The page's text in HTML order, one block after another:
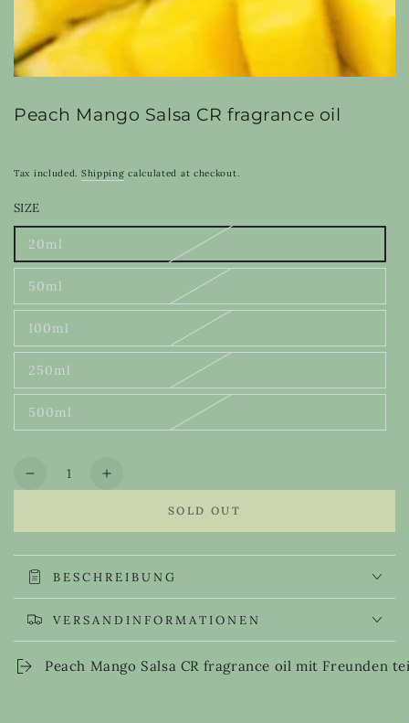
Peach Mango Salsa CR fragrance oil
Tax included. Shipping calculated at checkout.
SIZE
20ml
Variant
sold
or
unavailable
50ml
Variant
sold
or
unavailable
100ml
Variant
sold
or
unavailable
250ml
Variant
sold
or
unavailable
500ml
Variant
sold
unavailable
Quantity
Decrease
Mango
Salsa
CR
fragrance
Increase
Mango
Salsa
CR
fragrance
SOLD OUT
BESCHREIBUNG
VERSANDINFORMATIONEN
Peach Mango Salsa CR fragrance oil mit Freunden